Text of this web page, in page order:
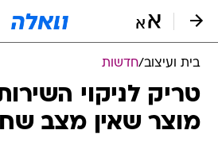
בית ועיצוב/חדשות
טריק לניקוי
מוצר שאין מצב